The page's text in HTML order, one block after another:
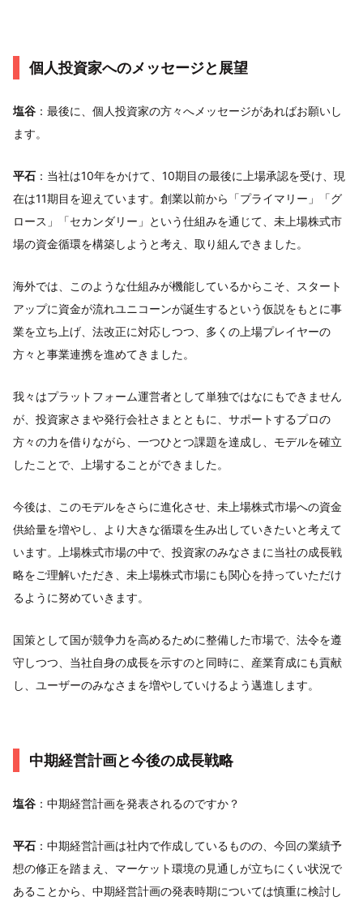
個人投資家へのメッセージと展望
塩谷 ：最後に、個人投資家の方々へメッセージがあればお願いし
ます。
平石 ：当社は10年をかけて、10期目の最後に上場承認を受け、現
在は11期目を迎えています。創業以前から「プライマリー」「グ
ロース」「セカンダリー」という仕組みを通じて、未上場株式市
場の資金循環を構築しようと考え、取り組んできました。
海外では、このような仕組みが機能しているからこそ、スタート
アップに資金が流れユニコーンが誕生するという仮説をもとに事
業を立ち上げ、法改正に対応しつつ、多くの上場プレイヤーの
方々と事業連携を進めてきました。
我々はプラットフォーム運営者として単独ではなにもできません
が、投資家さまや発行会社さまとともに、サポートするプロの
方々の力を借りながら、一つひとつ課題を達成し、モデルを確立
したことで、上場することができました。
今後は、このモデルをさらに進化させ、未上場株式市場への資金
供給量を増やし、より大きな循環を生み出していきたいと考えて
います。上場株式市場の中で、投資家のみなさまに当社の成長戦
略をご理解いただき、未上場株式市場にも関心を持っていただけ
るように努めていきます。
国策として国が競争力を高めるために整備した市場で、法令を遵
守しつつ、当社自身の成長を示すのと同時に、産業育成にも貢献
し、ユーザーのみなさまを増やしていけるよう邁進します。
中期経営計画と今後の成長戦略
塩谷 ：中期経営計画を発表されるのですか？
平石 ：中期経営計画は社内で作成しているものの、今回の業績予
想の修正を踏まえ、マーケット環境の見通しが立ちにくい状況で
あることから、中期経営計画の発表時期については慎重に検討し